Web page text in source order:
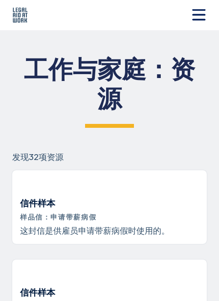
Work
工作与家庭：资
源
发现32项资源
信件样本
样品信：申请带薪病假
这封信是供雇员申请带薪病假时使用的。
信件样本